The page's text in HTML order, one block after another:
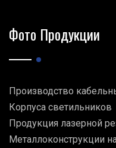
Фото Продукции
Производство
Корпуса светильников
Продукция лазерной
Металлоконструкции